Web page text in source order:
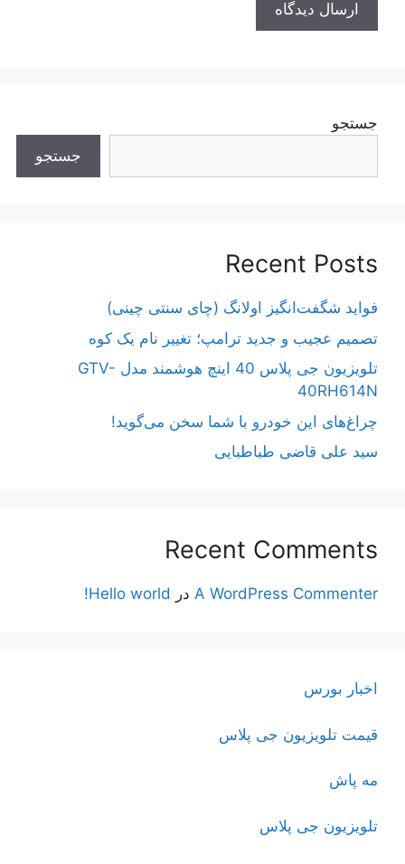
جستجو
جستجو
Recent Posts
فواید شگفت‌انگیز اولانگ (چای سنتی چینی)
تصمیم عجیب و جدید ترامپ؛ تغییر نام یک کوه
تلویزیون جی پلاس 40 اینچ هوشمند مدل GTV-
40RH614N
چراغ‌های این خودرو با شما سخن می‌گوید!
سید علی قاضی طباطبایی
Recent Comments
A WordPress Commenter در Hello world!
اخبار بورس
قیمت تلویزیون جی پلاس
مه پاش
تلویزیون جی پلاس